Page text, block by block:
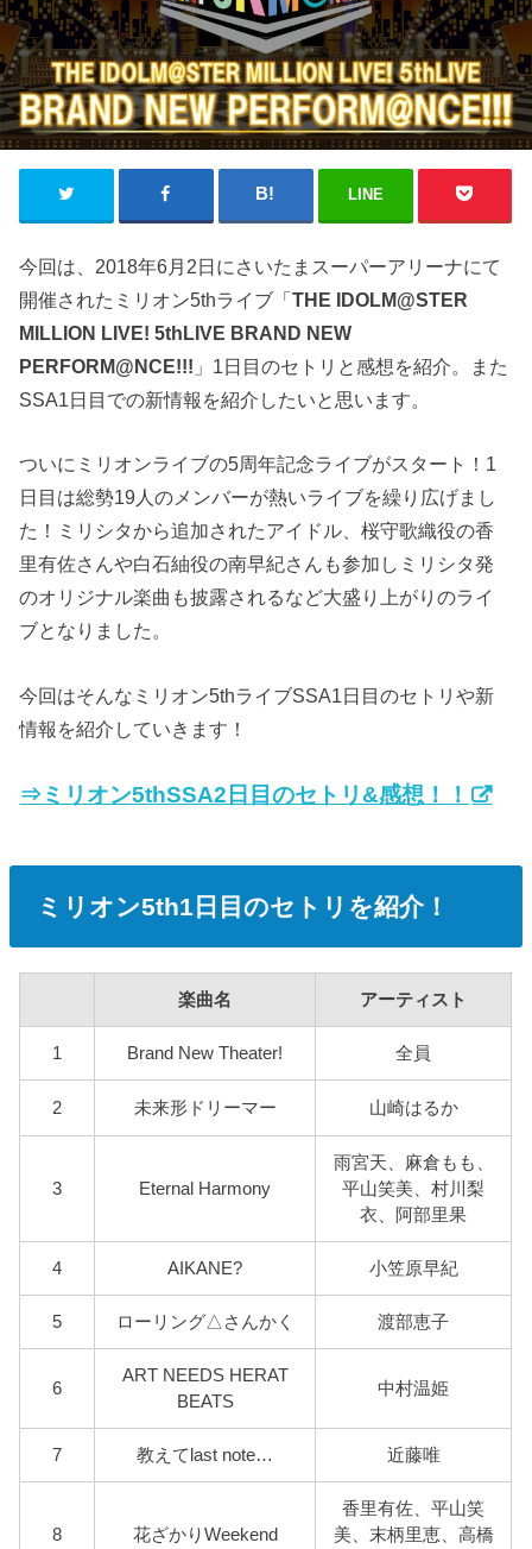
LINE
今回は、2018年6月2日にさいたまスーパーアリーナにて
開催されたミリオン5thライブ「THE IDOLM@STER
MILLION LIVE! 5thLIVE BRAND NEW
PERFORM@NCE!!! 」1日目のセトリと感想を紹介。また
SSA1日目での新情報を紹介したいと思います。
ついにミリオンライブの5周年記念ライブがスタート！1
日目は総勢19人のメンバーが熱いライブを繰り広げまし
た！ミリシタから追加されたアイドル、桜守歌織役の香
里有佐さんや白石紬役の南早紀さんも参加しミリシタ発
のオリジナル楽曲も披露されるなど大盛り上がりのライ
ブとなりました。
今回はそんなミリオン5thライブSSA1日目のセトリや新
情報を紹介していきます！
⇒ミリオン5thSSA2日目のセトリ&感想！！
ミリオン5th1日目のセトリを紹介！
楽曲名 アーティスト
1 Brand New Theater! 全員
2 未来形ドリーマー 山崎はるか
3 Eternal Harmony
雨宮天、麻倉もも、
平山笑美、村川梨
衣、阿部里果
4 AIKANE? 小笠原早紀
5 ローリング△さんかく 渡部恵子
6
ART NEEDS HERAT
BEATS
中村温姫
7 教えてlast note… 近藤唯
8 花ざかりWeekend
香里有佐、平山笑
美、末柄里恵、高橋